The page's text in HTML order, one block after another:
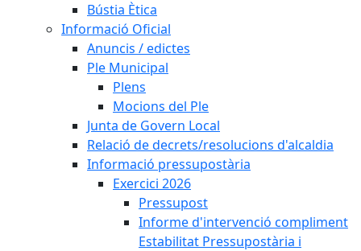
Bústia Ètica
Informació Oficial
Anuncis / edictes
Ple Municipal
Plens
Mocions del Ple
Junta de Govern Local
Relació de decrets/resolucions d'alcaldia
Informació pressupostària
Exercici 2026
Pressupost
Informe d'intervenció compliment
Estabilitat Pressupostària i